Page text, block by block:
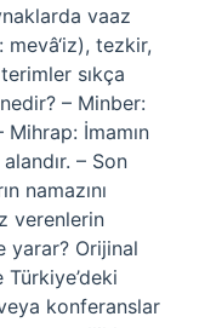
vaaz
mevâ‘iz), tezkir,
sıkça
– Minber:
İmamın
– Son
namazını
verenlerin
yarar? Orijinal
konferanslar